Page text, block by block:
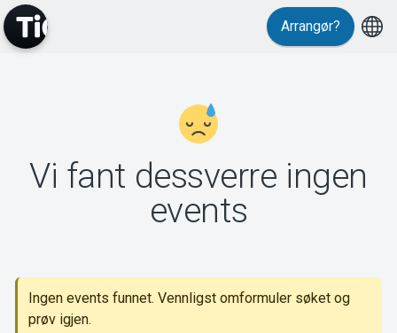
Support
Arrangør?
Vi fant dessverre ingen
events
Ingen events funnet. Vennligst omformuler søket og
prøv igjen.